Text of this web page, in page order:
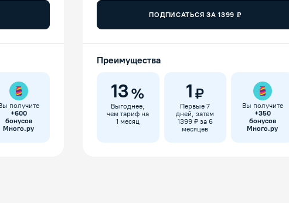
получите
+600
бонусов
Много.ру
ПОДПИСАТЬСЯ ЗА1399 ₽
Преимущества
13 %
Выгоднее,
чем тариф на
1 месяц
1 ₽
Первые 7
дней, затем
1399 ₽ за 6
месяцев
Вы получите
+350
бонусов
Много.ру